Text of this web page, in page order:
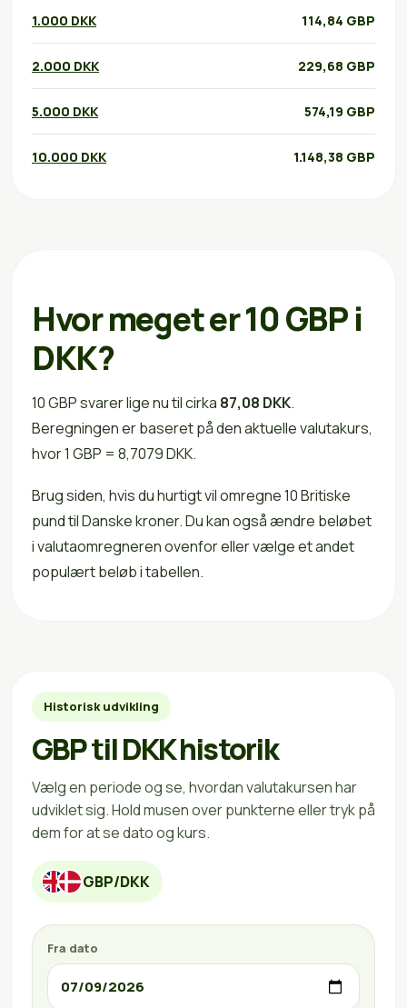
1.000 DKK 114,84 GBP
2.000 DKK 229,68 GBP
5.000 DKK 574,19 GBP
10.000 DKK 1.148,38 GBP
Hvor meget er 10 GBP i
DKK?
10 GBP svarer lige nu til cirka 87,08 DKK.
Beregningen er baseret på den aktuelle valutakurs,
hvor 1 GBP = 8,7079 DKK.
Brug siden, hvis du hurtigt vil omregne 10 Britiske
pund til Danske kroner. Du kan også ændre beløbet
i valutaomregneren ovenfor eller vælge et andet
populært beløb i tabellen.
Historisk udvikling
GBP til DKK historik
Vælg en periode og se, hvordan valutakursen har
udviklet sig. Hold musen over punkterne eller tryk på
dem for at se dato og kurs.
GBP/DKK
Fra dato